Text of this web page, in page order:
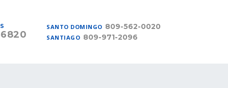
SANTO DOMINGO 809-562-0020
SANTIAGO 809-971-2096